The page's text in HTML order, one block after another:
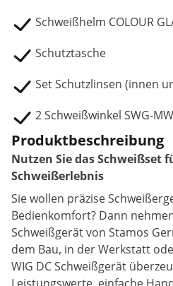
Schweißhelm COLOUR
Schutztasche
Set Schutzlinsen (innen
2 Schweißwinkel SWG-
Produktbeschreibung
Nutzen Sie das Schweißset
Schweißerlebnis
Sie wollen präzise
Bedienkomfort? Dann
Schweißgerät von Stamos
dem Bau, in der Werkstatt
WIG DC Schweißgerät